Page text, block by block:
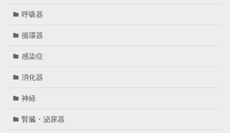
呼吸器
循環器
感染症
消化器
神経
腎臓・泌尿器